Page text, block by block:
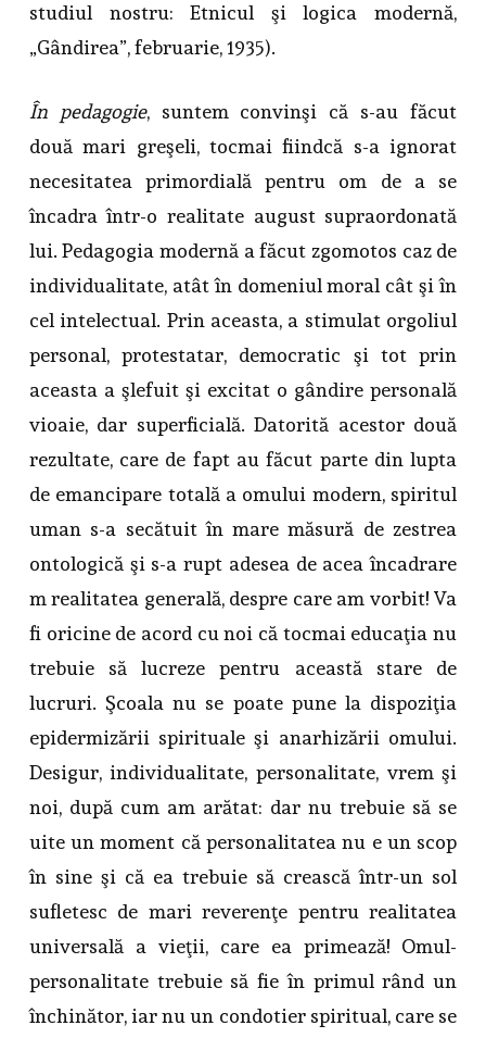
studiul nostru: Etnicul şi logica modernă,
„Gândirea”, februarie, 1935).
În pedagogie, suntem convinşi că s-au făcut
două mari greşeli, tocmai fiindcă s-a ignorat
necesitatea primordială pentru om de a se
încadra într-o realitate august supraordonată
lui. Pedagogia modernă a făcut zgomotos caz de
individualitate, atât în domeniul moral cât şi în
cel intelectual. Prin aceasta, a stimulat orgoliul
personal, protestatar, democratic şi tot prin
aceasta a şlefuit şi excitat o gândire personală
vioaie, dar superficială. Datorită acestor două
rezultate, care de fapt au făcut parte din lupta
de emancipare totală a omului modern, spiritul
uman s-a secătuit în mare măsură de zestrea
ontologică şi s-a rupt adesea de acea încadrare
m realitatea generală, despre care am vorbit! Va
fi oricine de acord cu noi că tocmai educaţia nu
trebuie să lucreze pentru această stare de
lucruri. Şcoala nu se poate pune la dispoziţia
epidermizării spirituale şi anarhizării omului.
Desigur, individualitate, personalitate, vrem şi
noi, după cum am arătat: dar nu trebuie să se
uite un moment că personalitatea nu e un scop
în sine şi că ea trebuie să crească într-un sol
sufletesc de mari reverenţe pentru realitatea
universală a vieţii, care ea primează! Omul-
personalitate trebuie să fie în primul rând un
închinător, iar nu un condotier spiritual, care se